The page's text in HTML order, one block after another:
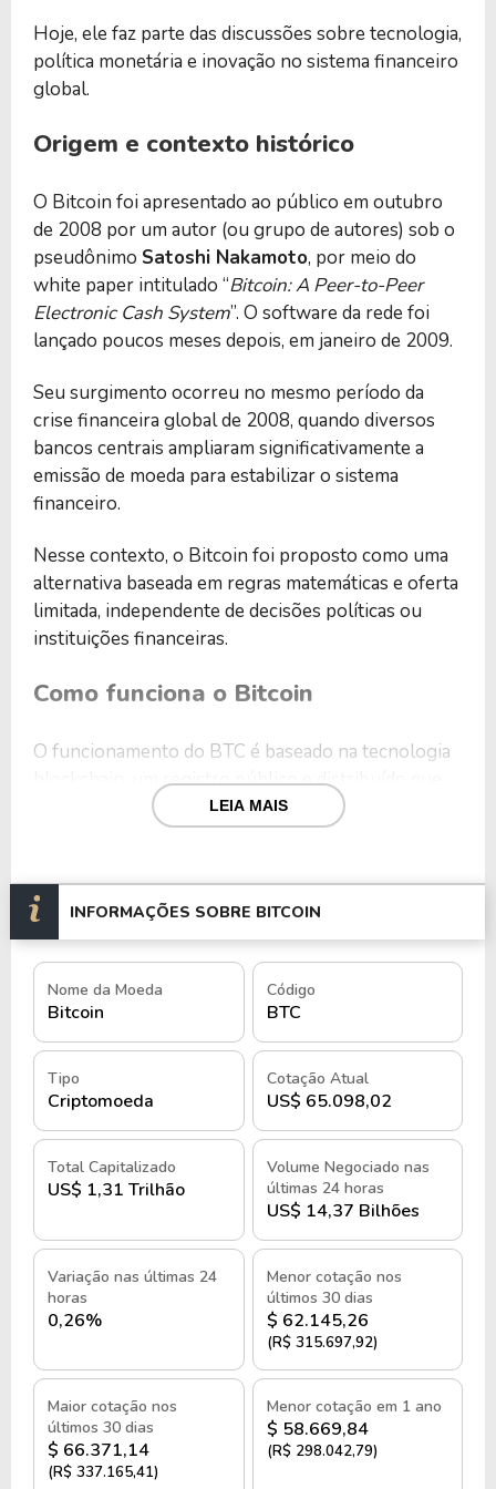
Hoje, ele faz parte das discussões sobre tecnologia,
política monetária e inovação no sistema financeiro
global.
Origem e contexto histórico
O Bitcoin foi apresentado ao público em outubro
de 2008 por um autor (ou grupo de autores) sob o
pseudônimo Satoshi Nakamoto, por meio do
white paper intitulado “Bitcoin: A Peer-to-Peer
Electronic Cash System”. O software da rede foi
lançado poucos meses depois, em janeiro de 2009.
Seu surgimento ocorreu no mesmo período da
crise financeira global de 2008, quando diversos
bancos centrais ampliaram significativamente a
emissão de moeda para estabilizar o sistema
financeiro.
Nesse contexto, o Bitcoin foi proposto como uma
alternativa baseada em regras matemáticas e oferta
limitada, independente de decisões políticas ou
instituições financeiras.
Como funciona o Bitcoin
O funcionamento do BTC é baseado na tecnologia
blockchain, um registro público e distribuído que
armazena todas as transações realizadas na rede.
validadas por participantes da rede chamados
mineradores. Após a validação, esses blocos são
adicionados à blockchain de forma sequencial e
permanente, formando um histórico transparente e
praticamente imutável das operações.
A segurança da rede é garantida por criptografia e
pelo mecanismo de consenso chamadoProof of
Work, no qual computadores competem para
resolver cálculos matemáticos complexos. Esse
processo valida transações e protege o sistema
contra fraudes.
Outro elemento central do Bitcoin é sua política
monetária programada. A oferta total é limitada a
21 milhões de unidades, e novos bitcoins são
emitidos gradualmente como recompensa para os
Aproximadamente a cada quatro anos ocorre o
chamado halving, evento que reduz pela metade a
emissão de novas moedas. Essa estrutura cria um
LEIA MAIS
INFORMAÇÕES SOBRE BITCOIN
Nome da Moeda
Bitcoin
Código
BTC
Tipo
Criptomoeda
Cotação Atual
US$ 65.098,02
Total Capitalizado
US$ 1,31 Trilhão
Volume Negociado nas
últimas 24 horas
US$ 14,37 Bilhões
Variação nas últimas 24
horas
0,26%
Menor cotação nos
últimos 30 dias
$ 62.145,26
(R$ 315.697,92)
Maior cotação nos
últimos 30 dias
$ 66.371,14
(R$ 337.165,41)
Menor cotação em 1 ano
$ 58.669,84
(R$ 298.042,79)